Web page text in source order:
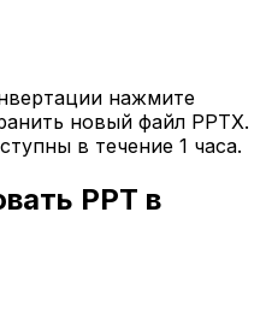
нажмите
новый файл PPTX.
в течение 1 часа.
PPT в